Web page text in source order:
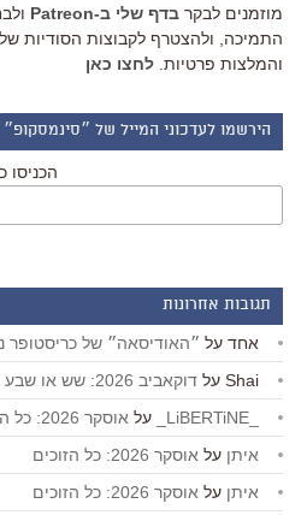
מוזמנים לבקר בדף שלי ב-Patreon
התמיכה, ולהצטרף לקבוצות הסודיות
והמלצות פרטיות. לחצו כאן
הירשמו לעדכוני המייל של ״סינמסקופ״
הכניסו
תגובות אחרונות
אחד על ״האודיסאה״ של כריסטופר
Shai על דוקאביב 2026: שש או שבע המלצות
על אוסקר 2026: כל הזוכים
איתן על אוסקר 2026: כל הזוכים
איתן על אוסקר 2026: כל הזוכים